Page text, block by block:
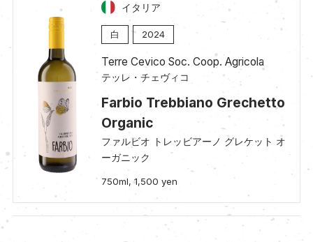
イタリア
白 2024
Terre Cevico Soc. Coop. Agricola
テッレ・チェヴィコ
Farbio Trebbiano Grechetto
Organic
ファルビオ トレッビアーノ グレケット オ
ーガニック
750ml, 1,500 yen